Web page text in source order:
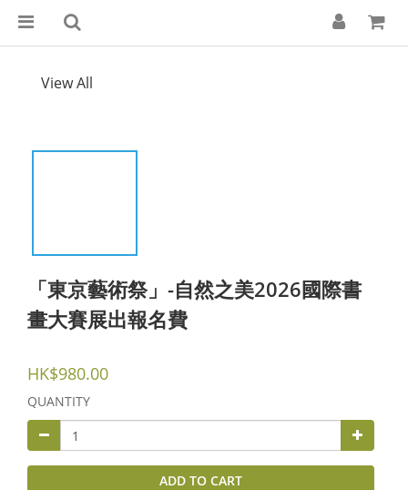
View All
「東京藝術祭」-自然之美2026國際書
畫大賽展出報名費
HK$980.00
QUANTITY
ADD TO CART